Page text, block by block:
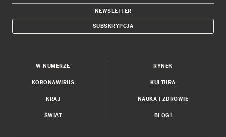
NEWSLETTER
SUBSKRYPCJA
W NUMERZE
KORONAWIRUS
KRAJ
ŚWIAT
RYNEK
KULTURA
NAUKA I ZDROWIE
BLOGI